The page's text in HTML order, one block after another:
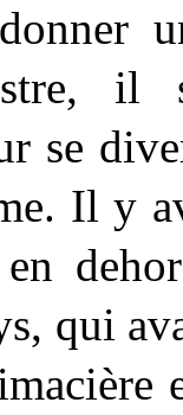
se
Il y
qui